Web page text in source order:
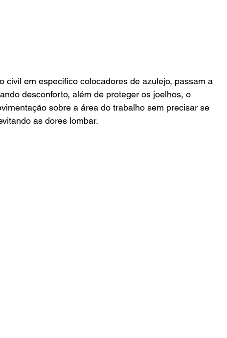
civil em especifico colocadores de azulejo, passam a
desconforto, além de proteger os joelhos, o
sobre a área do trabalho sem precisar se
as dores lombar.